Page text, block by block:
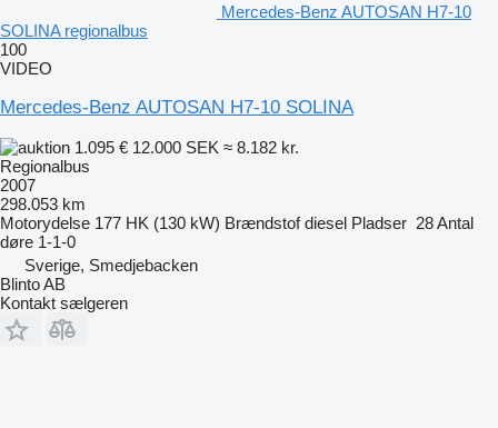
Mercedes-Benz AUTOSAN H7-10
SOLINA regionalbus
100
VIDEO
Mercedes-Benz AUTOSAN H7-10 SOLINA
1.095 € 12.000 SEK ≈ 8.182 kr.
Regionalbus
2007
298.053 km
Motorydelse 177 HK (130 kW) Brændstof diesel Pladser 28Antal
døre 1-1-0
Sverige, Smedjebacken
Blinto AB
Kontakt sælgeren